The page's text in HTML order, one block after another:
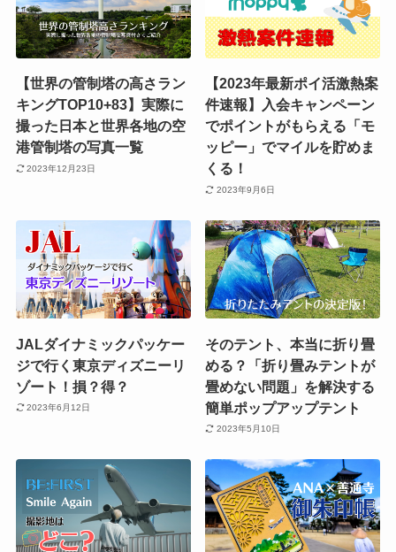
【世界の管制塔の高さラン
キングTOP10+83】実際に
撮った日本と世界各地の空
港管制塔の写真一覧
2023年12月23日
【2023年最新ポイ活激熱案
件速報】入会キャンペーン
でポイントがもらえる「モ
ッピー」でマイルを貯めま
くる！
2023年9月6日
JALダイナミックパッケー
ジで行く東京ディズニーリ
ゾート！損？得？
2023年6月12日
そのテント、本当に折り畳
める？「折り畳みテントが
畳めない問題」を解決する
簡単ポップアップテント
2023年5月10日